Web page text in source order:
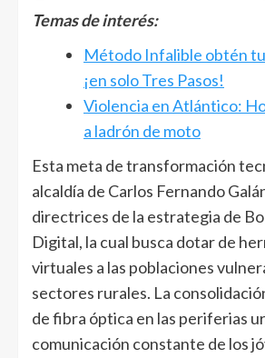
Temas de interés:
Método Infalible obtén
¡en solo Tres Pasos!
Violencia en Atlántico:
a ladrón de moto
Esta meta de transformación
alcaldía de Carlos Fernando
directrices de la estrategia de
Digital, la cual busca dotar de
virtuales a las poblaciones
sectores rurales. La
de fibra óptica en las periferias
comunicación constante de los